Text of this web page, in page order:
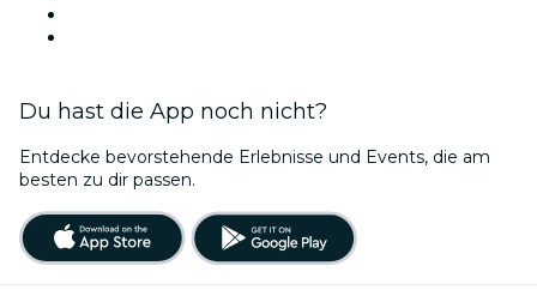
Du hast die App noch nicht?
Entdecke bevorstehende Erlebnisse und Events, die am
besten zu dir passen.